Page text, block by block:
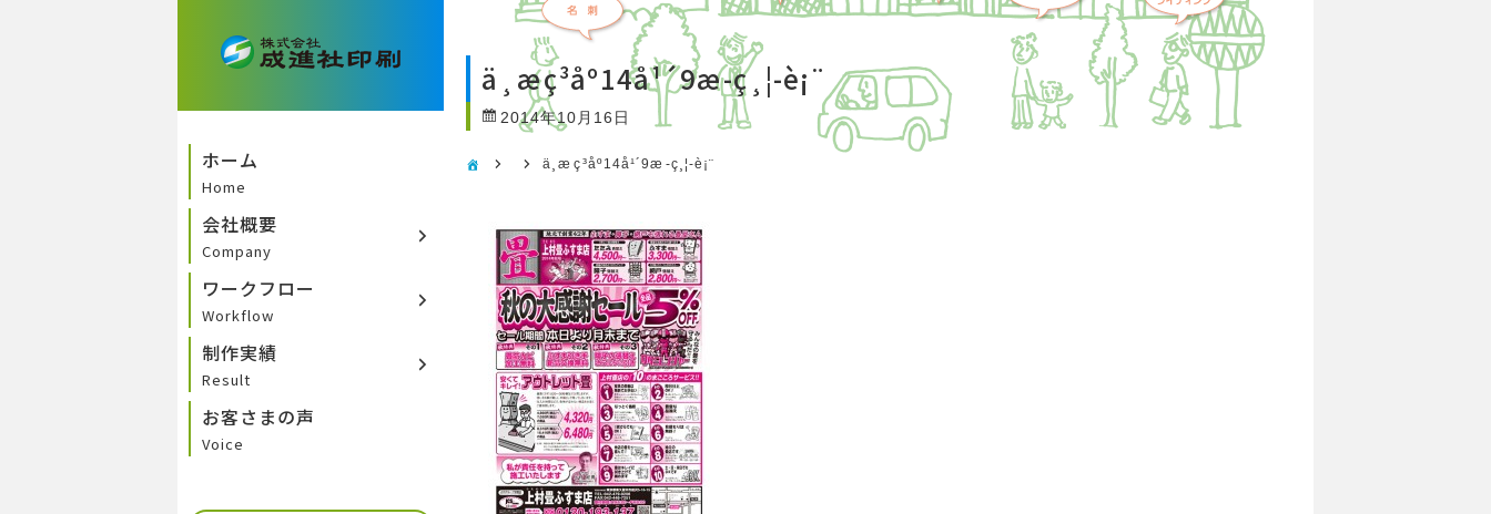
ホーム
Home
会社概要
Company
ワークフロー
Workflow
制作実績
Result
お客さまの声
Voice
ä¸æç³åº14å¹´9æ-ç¸¦-è¡¨
2014年10月16日
ä¸æç³åº14å¹´9æ-ç¸¦-è¡¨